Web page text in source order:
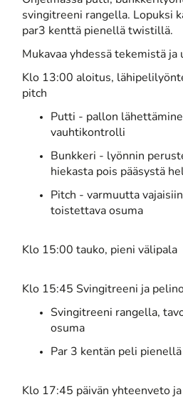
svingitreeni rangella. Lopuksi
par3 kenttä pienellä twistillä.
Mukavaa yhdessä tekemistä ja
Klo 13:00 aloitus,
pitch
Putti - pallon
vauhtikontrolli
Bunkkeri - lyönnin
hiekasta pois pääsystä
Pitch - varmuutta
toistettava osuma
Klo 15:00 tauko, pieni välipala
Klo 15:45 Svingitreeni ja
Svingitreeni rangella,
osuma
Par 3 kentän peli
Klo 17:45 päivän yhteenveto